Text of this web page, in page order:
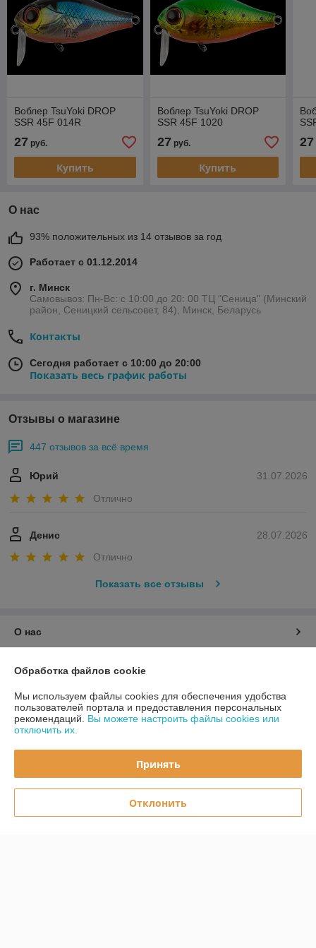
Воблер TsuYoki DROP
SSR 45F 014R
27 руб.
Купить
Воблер TsuYoki DROP
SSR 45F 1020
27 руб.
Купить
27
О нас
93% положительных из 14 отзывов за год
Работает с 01.12.2014
г. Минск
Самовывоз: Пн-Вс: с 10:00 до 20: 00 ТЦ "Сеница" (Минский
район, Сеницкий сельсовет, 84), Минск, Беларусь
Контакты
Сегодня работает с 10:00 до 20:00
Показать весь график работы
Отзывы о магазине
447 отзывов за всё время
31.07.2026
Юрий
Отлично
28.07.2026
Денис
Отлично
Показать все отзывы
О нас
Контакты
Доставка и оплата
График работы
Политика обработки cookies
Обработка файлов cookie
Мы используем файлы cookies для обеспечения удобства
пользователей портала и предоставления персональных
рекомендаций. Вы можете настроить файлы cookies или
отключить их.
Принять
Отклонить